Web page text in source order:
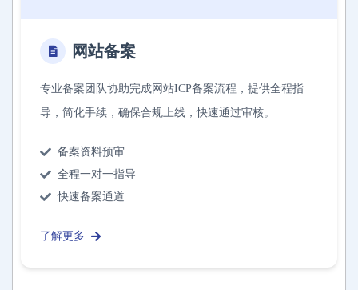
网站备案
专业备案团队协助完成网站ICP备案流程，提供全程指
导，简化手续，确保合规上线，快速通过审核。
备案资料预审
全程一对一指导
快速备案通道
了解更多